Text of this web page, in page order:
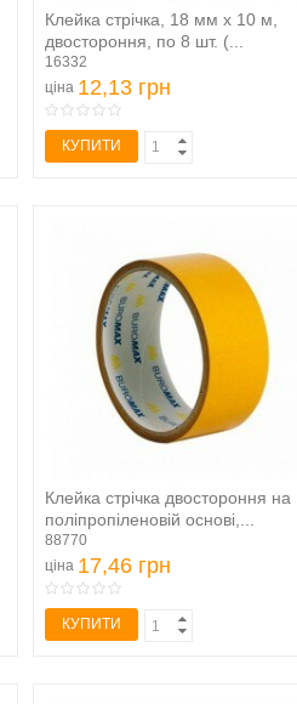
Клейка стрічка, 18 мм х 10 м,
двостороння, по 8 шт. (...
16332
ціна 12,13 грн
КУПИТИ
Клейка стрічка двостороння на
поліпропіленовій основі,...
88770
ціна 17,46 грн
КУПИТИ